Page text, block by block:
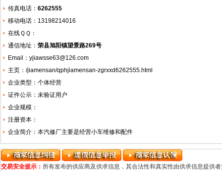
传真电话： 6262555
移动电话：13198214016
在线ＱＱ：
通信地址： 荣县旭阳镇望景路269号
Email：yjiawsse63@126.com
主页： /jiamensan/qphjiamensan-zgrxxd6262555.html
企业类型：个体经营
证件公示：未验证用户
企业规模：
注册资本：
企业简介：本汽修厂主要是经营小车维修和配件
交易安全提示： 所有发布的供应商及供求信息，其合法性和真实性由供求信息提供